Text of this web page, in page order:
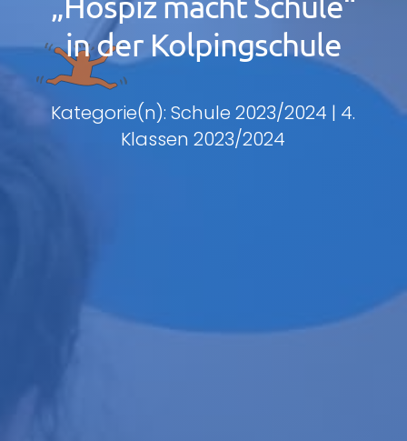
in der Kolpingschule
Kategorie(n): Schule 2023/2024 | 4.
Klassen 2023/2024